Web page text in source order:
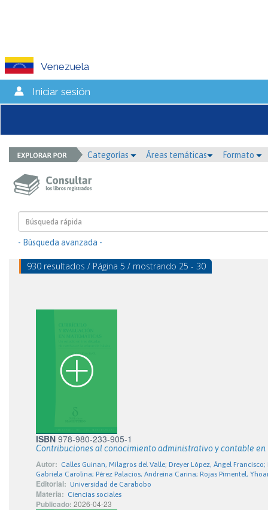
Venezuela
Iniciar sesión
Categorías Áreas temáticas Formato
- Búsqueda avanzada -
930 resultados / Página 5 / mostrando 25 - 30
ISBN 978-980-233-905-1
Contribuciones al conocimiento administrativo y contable
Autor: Calles Guinan, Milagros del Valle; Dreyer López, Ángel
Gabriela Carolina; Pérez Palacios, Andreina Carina; Rojas Pimentel,
Editorial: Universidad de Carabobo
Materia: Ciencias sociales
Publicado: 2026-04-23